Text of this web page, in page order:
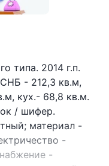
типа. 2014 г.п.
- 212,3 кв.м,
кух.- 68,8 кв.м.
/ шифер.
материал -
-
-